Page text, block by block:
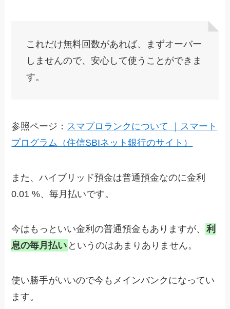
これだけ無料回数があれば、まずオーバー
しませんので、安心して使うことができま
す。
参照ページ： スマプロランクについて ｜スマート
プログラム（住信SBIネット銀行のサイト）
また、ハイブリッド預金は普通預金なのに金利
0.01 %、毎月払いです。
今はもっといい金利の普通預金もありますが、 利
息の毎月払い というのはあまりありません。
使い勝手がいいので今もメインバンクになってい
ます。